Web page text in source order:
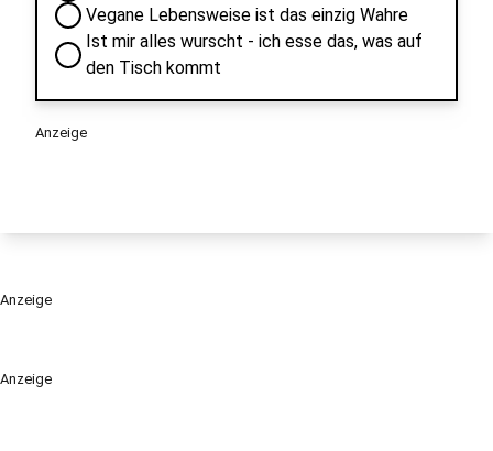
Anzeige
Vegane Lebensweise ist das einzig Wahre
Ist mir alles wurscht - ich esse das, was auf
den Tisch kommt
Anzeige
Anzeige